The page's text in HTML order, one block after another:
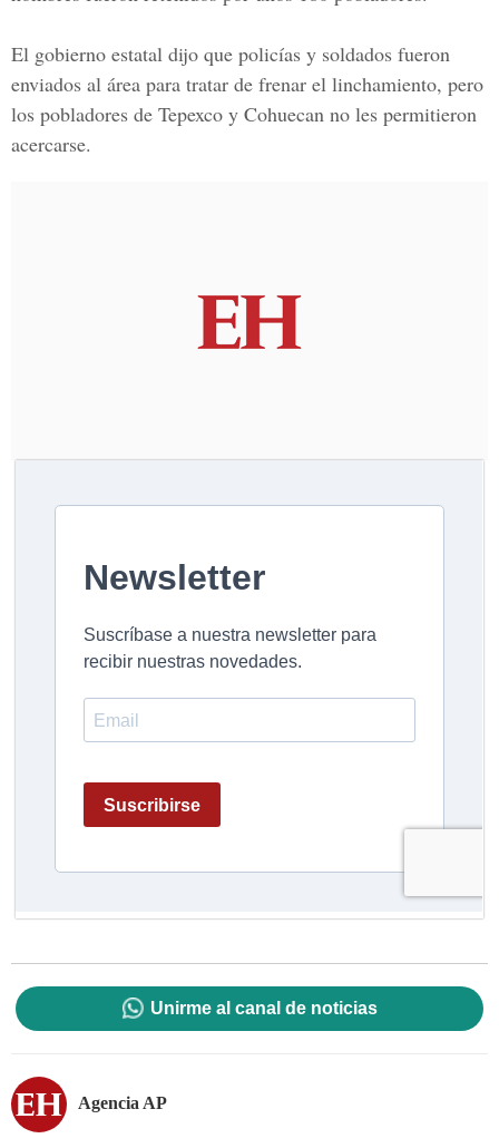
El gobierno estatal dijo que policías y soldados fueron
enviados al área para tratar de frenar el linchamiento, pero
los pobladores de Tepexco y Cohuecan no les permitieron
acercarse.
Unirme al canal de noticias
Agencia AP